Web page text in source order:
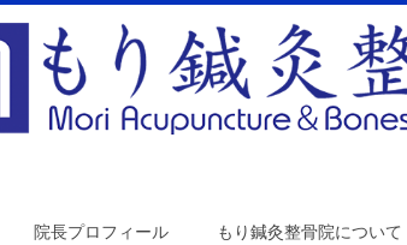
院長プロフィール もり鍼灸整骨院について